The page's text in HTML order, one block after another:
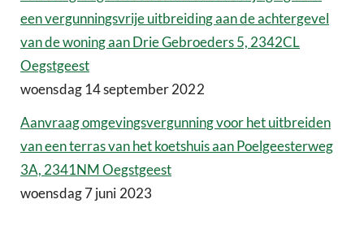
een vergunningsvrije uitbreiding aan de achtergevel
van de woning aan Drie Gebroeders 5, 2342CL
Oegstgeest
woensdag 14 september 2022
Aanvraag omgevingsvergunning voor het uitbreiden
van een terras van het koetshuis aan Poelgeesterweg
3A, 2341NM Oegstgeest
woensdag 7 juni 2023